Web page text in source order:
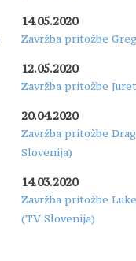
14.05.2020
Zavržba pritožbe
12.05.2020
Zavržba pritožbe
20.04.2020
Zavržba pritožbe
Slovenija)
14.03.2020
Zavržba pritožbe
(TV Slovenija)